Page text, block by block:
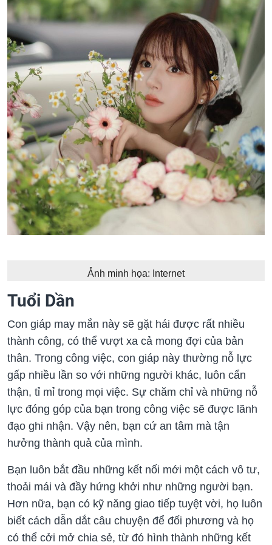
Ảnh minh họa: Internet
Tuổi Dần
Con giáp may mắn này sẽ gặt hái được rất nhiều
thành công, có thể vượt xa cả mong đợi của bản
thân. Trong công việc, con giáp này thường nỗ lực
gấp nhiều lần so với những người khác, luôn cẩn
thận, tỉ mỉ trong mọi việc. Sự chăm chỉ và những nỗ
lực đóng góp của bạn trong công việc sẽ được lãnh
đạo ghi nhận. Vậy nên, bạn cứ an tâm mà tận
hưởng thành quả của mình.
Bạn luôn bắt đầu những kết nối mới một cách vô tư,
thoải mái và đầy hứng khởi như những người bạn.
Hơn nữa, bạn có kỹ năng giao tiếp tuyệt vời, họ luôn
biết cách dẫn dắt câu chuyện để đối phương và họ
có thể cởi mở chia sẻ, từ đó hình thành những kết